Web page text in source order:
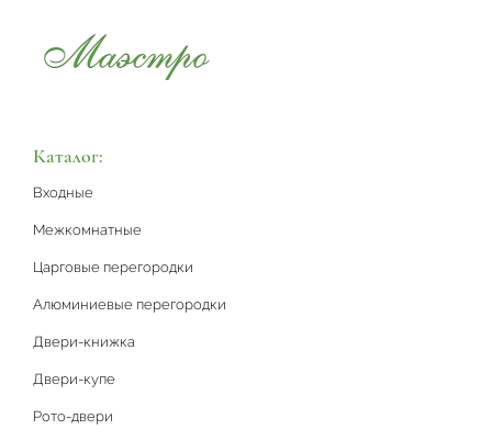
Каталог:
Входные
Межкомнатные
Царговые перегородки
Алюминиевые перегородки
Двери-книжка
Двери-купе
Рото-двери